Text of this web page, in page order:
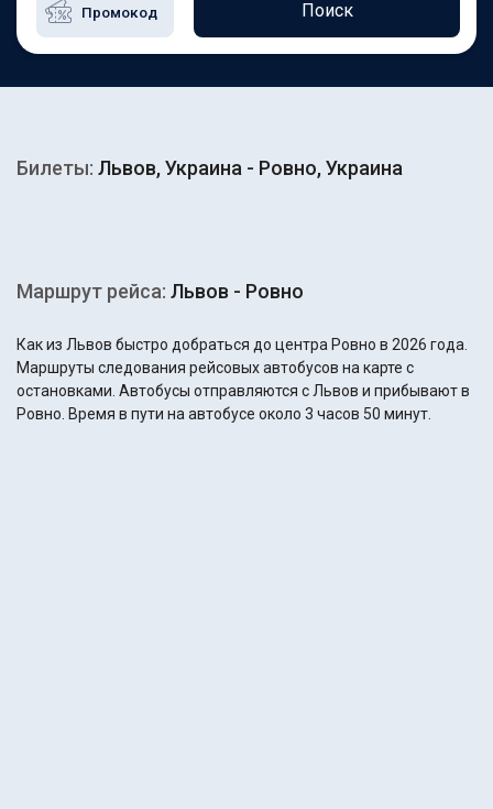
Поиск
Билеты: Львов, Украина - Ровно, Украина
Маршрут рейса: Львов - Ровно
Как из Львов быстро добраться до центра Ровно в 2026 года.
Маршруты следования рейсовых автобусов на карте с
остановками. Автобусы отправляются с Львов и прибывают в
Ровно. Время в пути на автобусе около 3 часов 50 минут.